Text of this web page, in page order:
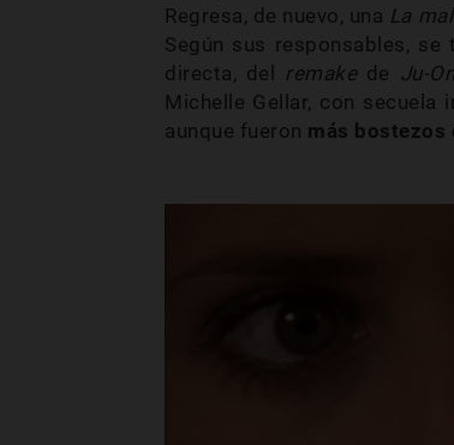
Regresa, de nuevo, una La
Según sus responsables,
directa, del remakede Ju-On
Michelle Gellar, con
aunque fueron más bostezos